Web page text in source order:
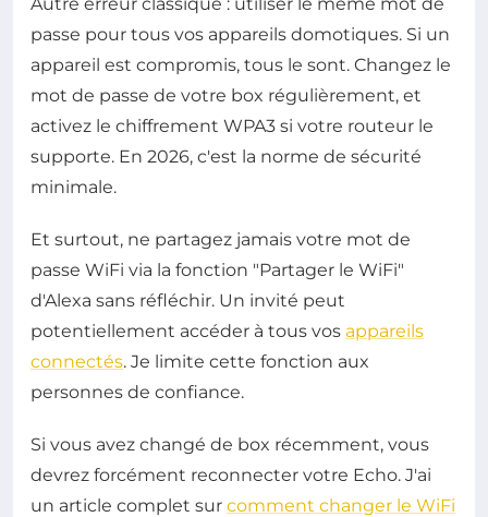
passe pour tous vos appareils domotiques. Si un
appareil est compromis, tous le sont. Changez le
mot de passe de votre box régulièrement, et
activez le chiffrement WPA3 si votre routeur le
supporte. En 2026, c'est la norme de sécurité
minimale.
Et surtout, ne partagez jamais votre mot de
passe WiFi via la fonction "Partager le WiFi"
d'Alexa sans réfléchir. Un invité peut
potentiellement accéder à tous vos appareils
connectés. Je limite cette fonction aux
personnes de confiance.
Si vous avez changé de box récemment, vous
devrez forcément reconnecter votre Echo. J'ai
un article complet sur comment changer le WiFi